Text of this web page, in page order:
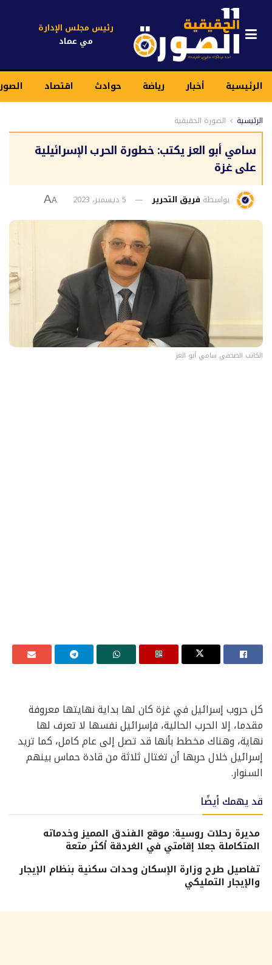
رئيس مجلس الإدارة
مي عماد
الرئيسية أخبار رياضة حوادث اقتصاد
الرئيسية الصورة الحقيقية
سامي أبو العز يكتب: خطورة الحرب الإسرائيلية
على غزة
بواسطة فريق التحرير 5 ديسمبر، 2023 A
A
الكاتب الصحفي سامي أبو العز
كل حروب إسرائيل في غزة كان لها بداية نهايتها معروفة
مقدما، إلا الحرب الحالية، فإسرائيل نفسها لا تعرف لها
نهاية، وهناك مخطط بأنها قد تصل إلى عام كامل، كما تريد
إسرائيل خلال حربها أن تغتال ثلاثة من قادة حماس بينهم
السنوار.
قد يهمك أيضًا
مديرة رحلات روسية: موقع الفندق المميز وخدماته
المتكاملة جعلا إقامتي في الغردقة أكثر متعة
تفاصيل طرح وزارة الإسكان وحدات سكنية بنظام الإيجار
والإيجار التمليكي